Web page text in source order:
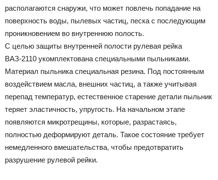
располагаются снаружи, что может повлечь попадание на
поверхность воды, пылевых частиц, песка с последующим
проникновением во внутреннюю полость.
С целью защиты внутренней полости рулевая рейка
ВАЗ-2110 укомплектована специальными пыльниками.
Материал пыльника специальная резина. Под постоянным
воздействием масла, внешних частиц, а также учитывая
перепад температур, естественное старение детали пыльник
теряет эластичность, упругость. На начальном этапе
появляются микротрещины, которые, разрастаясь,
полностью деформируют деталь. Такое состояние требует
немедленного вмешательства, чтобы предотвратить
разрушение рулевой рейки.